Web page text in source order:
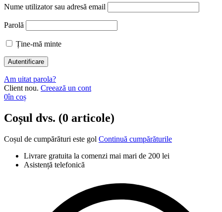
Nume utilizator sau adresă email
Parolă
Ține-mă minte
Am uitat parola?
Client nou. Creează un cont
0în coș
Coșul dvs. (0 articole)
Coșul de cumpărături este gol Continuă cumpărăturile
Livrare gratuita la comenzi mai mari de 200 lei
Asistență telefonică